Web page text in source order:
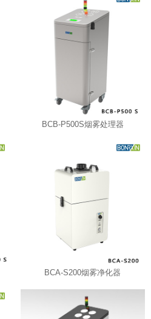
BCB-P500S烟雾处理器
BCA-S200烟雾净化器